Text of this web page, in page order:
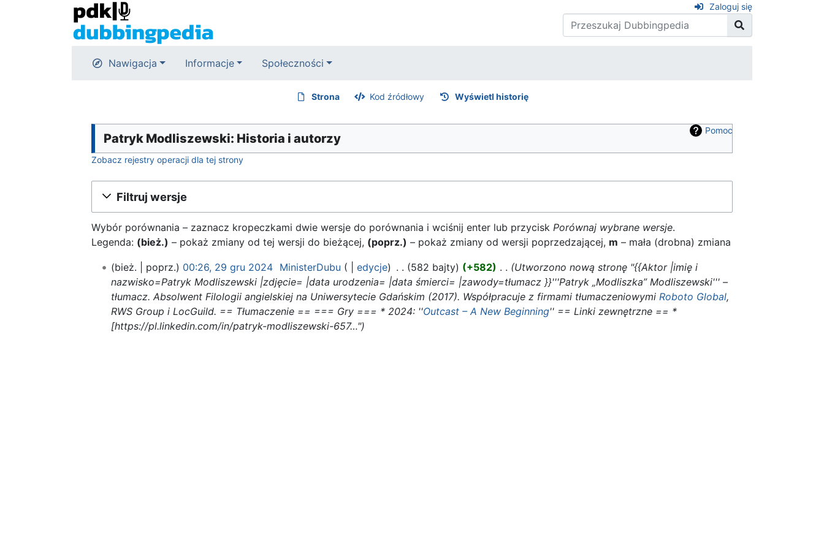
Zaloguj się
Nawigacja Informacje Społeczności
Strona Kod źródłowy Wyświetl historię
Pomoc
Patryk Modliszewski: Historia i autorzy
Zobacz rejestry operacji dla tej strony
Filtruj wersje
Wybór porównania – zaznacz kropeczkami dwie wersje do porównania i wciśnij enter lub przycisk Porównaj wybrane wersje.
Legenda: (bież.) – pokaż zmiany od tej wersji do bieżącej, (poprz.) – pokaż zmiany od wersji poprzedzającej, m – mała (drobna) zmiana
29
2024
bież. poprz. 00:26, 29 gru 2024‎ MinisterDubu edycje 582 bajty +582
Utworzono nową stronę "{{Aktor |imię i
nazwisko=Patryk Modliszewski |zdjęcie= |data urodzenia= |data śmierci= |zawody=tłumacz }}'''Patryk „Modliszka” Modliszewski''' –
tłumacz. Absolwent Filologii angielskiej na Uniwersytecie Gdańskim (2017). Współpracuje z firmami tłumaczeniowymi Roboto Global,
RWS Group i LocGuild. == Tłumaczenie == === Gry === * 2024: ''Outcast – A New Beginning'' == Linki zewnętrzne == *
[https://pl.linkedin.com/in/patryk-modliszewski-657…"